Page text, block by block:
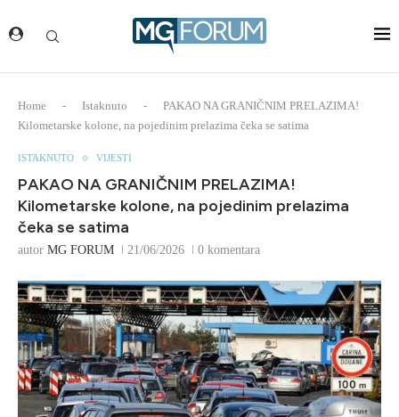
Home - Istaknuto -
PAKAO NA GRANIČNIM PRELAZIMA!
Kilometarske kolone, na pojedinim prelazima čeka se satima
ISTAKNUTO VIJESTI
PAKAO NA GRANIČNIM PRELAZIMA!
Kilometarske kolone, na pojedinim prelazima
čeka se satima
autor MG FORUM 21/06/2026 0 komentara